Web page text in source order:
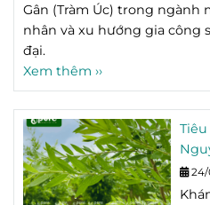
Gân (Tràm Úc) trong ngành
nhân và xu hướng gia công
đại.
Xem thêm ››
24/